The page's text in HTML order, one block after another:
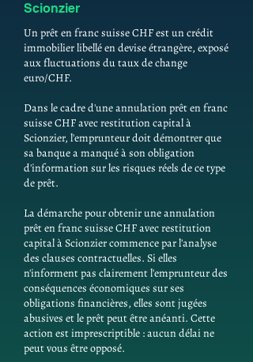
Scionzier
Un prêt en franc suisse CHF est un crédit
immobilier libellé en devise étrangère, exposé
aux fluctuations du taux de change
euro/CHF.
Dans le cadre d'une annulation prêt en franc
suisse CHF avec restitution capital à
Scionzier, l'emprunteur doit démontrer que
sa banque a manqué à son obligation
d'information sur les risques réels de ce type
de prêt.
La démarche pour obtenir une annulation
prêt en franc suisse CHF avec restitution
capital à Scionzier commence par l'analyse
des clauses contractuelles. Si elles
n'informent pas clairement l'emprunteur des
conséquences économiques sur ses
obligations financières, elles sont jugées
abusives et le prêt peut être anéanti. Cette
action est imprescriptible : aucun délai ne
peut vous être opposé.